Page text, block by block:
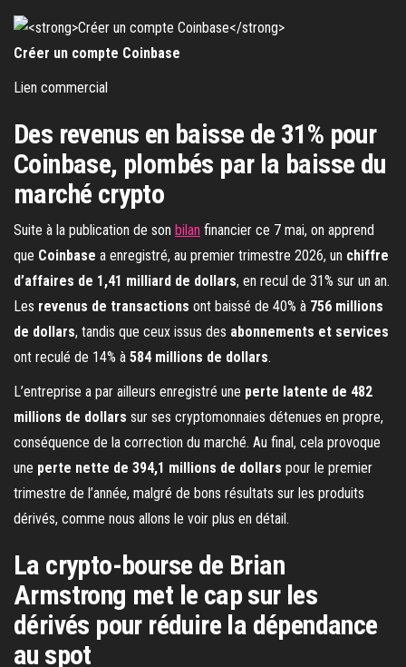
Créer un compte Coinbase
Lien commercial
Des revenus en baisse de 31% pour
Coinbase, plombés par la baisse du
marché crypto
Suite à la publication de son bilan financier ce 7 mai, on apprend
que Coinbase a enregistré, au premier trimestre 2026, un chiffre
d’affaires de 1,41 milliard de dollars, en recul de 31% sur un an.
Les revenus de transactions ont baissé de 40% à 756 millions
de dollars, tandis que ceux issus des abonnements et services
ont reculé de 14% à 584 millions de dollars.
L’entreprise a par ailleurs enregistré une perte latente de 482
millions de dollars sur ses cryptomonnaies détenues en propre,
conséquence de la correction du marché. Au final, cela provoque
une perte nette de 394,1 millions de dollars pour le premier
trimestre de l’année, malgré de bons résultats sur les produits
dérivés, comme nous allons le voir plus en détail.
La crypto-bourse de Brian
Armstrong met le cap sur les
dérivés pour réduire la dépendance
au spot